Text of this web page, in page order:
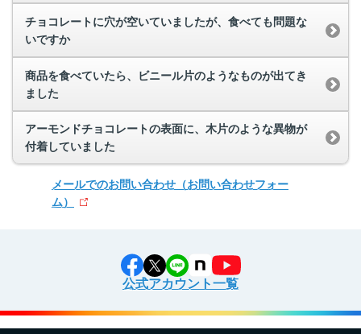
チョコレートに穴が空いていましたが、食べても問題な
いですか
商品を食べていたら、ビニール片のようなものが出てき
ました
アーモンドチョコレートの表面に、木片のような異物が
付着していました
メールでのお問い合わせ （お問い合わせフォー
ム）
公式アカウント一覧